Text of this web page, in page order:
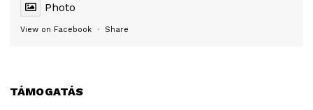
Photo
View on Facebook · Share
TÁMOGATÁS